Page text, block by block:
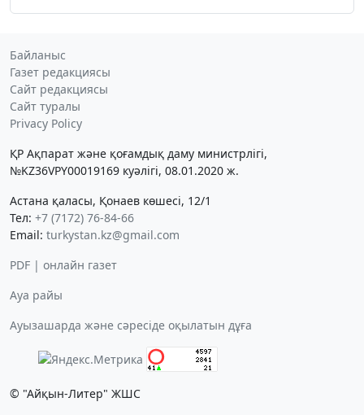
Байланыс
Газет редакциясы
Сайт редакциясы
Сайт туралы
Privacy Policy
ҚР Ақпарат және қоғамдық даму министрлігі,
№KZ36VPY00019169 куәлігі, 08.01.2020 ж.
Астана қаласы, Қонаев көшесі, 12/1
Тел: +7 (7172) 76-84-66
Email: turkystan.kz@gmail.com
PDF | онлайн газет
Ауа райы
Ауызашарда және сәресіде оқылатын дұға
© "Айқын-Литер" ЖШС